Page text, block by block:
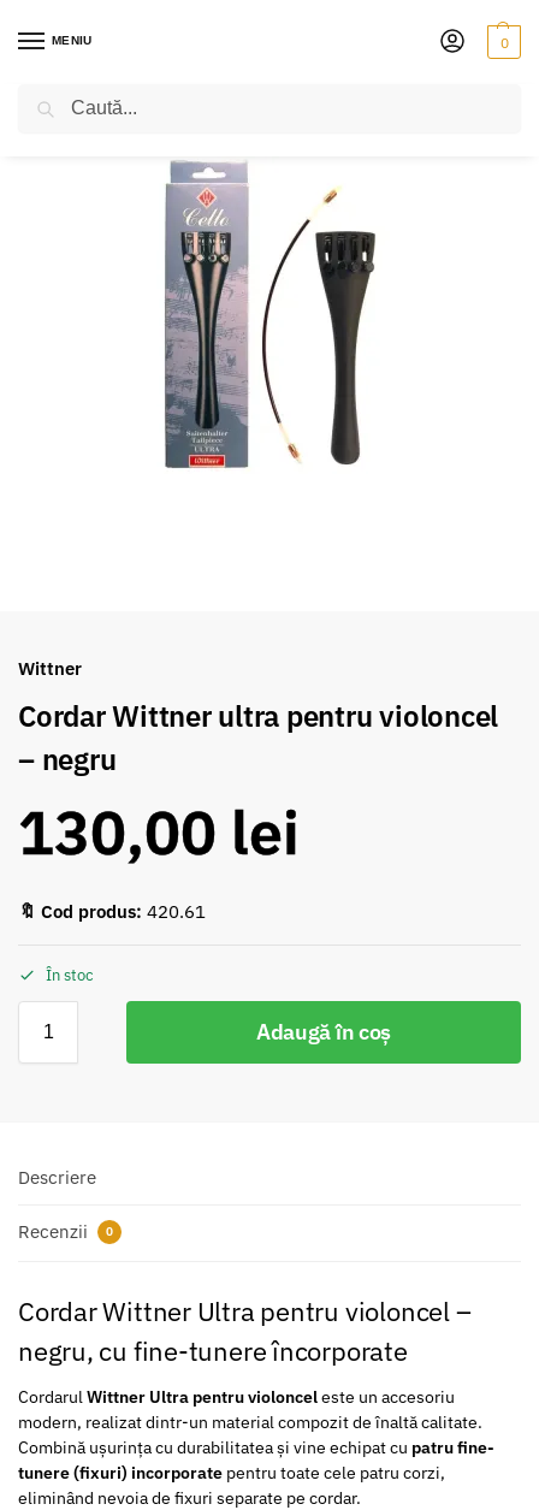
MENIU 0
Wittner
Cordar Wittner ultra pentru violoncel
– negru
130,00 lei
🔖 Cod produs: 420.61
În stoc
Adaugă în coș
Descriere
Recenzii 0
Cordar Wittner Ultra pentru violoncel –
negru, cu fine-tunere încorporate
Cordarul Wittner Ultra pentru violonceleste un accesoriu
modern, realizat dintr-un material compozit de înaltă calitate.
Combină ușurința cu durabilitatea și vine echipat cu patru fine-
tunere (fixuri) incorporate pentru toate cele patru corzi,
eliminând nevoia de fixuri separate pe cordar.